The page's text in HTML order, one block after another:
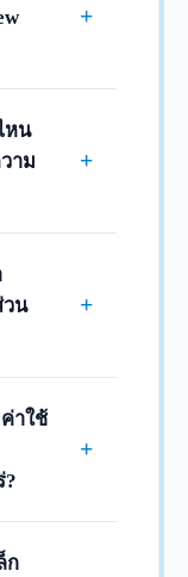
B)
650 บาท/
/ตร.ม.
+
ธุรกิจแห่ง
ป็นจุดตัด
สาย
ฟฟ้าสาย
นใหญ่ใน
หน
าม
+
านชั้นนำ
Tower) ที่
ดอะ ไนน์
คารภิรัช
รับ
วน
+
ว่างที่ผู้
ระบบเอง
ปีครับ ซึ่ง
เรทราคา
าใช้
?
+
กงาน
รเช่า
ก